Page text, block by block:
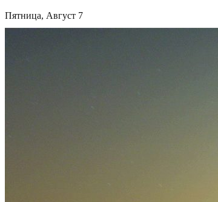
Пятница, Август 7